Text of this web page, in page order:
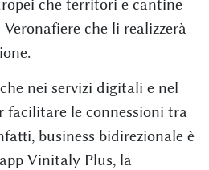
che territori e cantine
che li realizzerà
nei servizi digitali e nel
facilitare le connessioni tra
business bidirezionale è
Vinitaly Plus, la